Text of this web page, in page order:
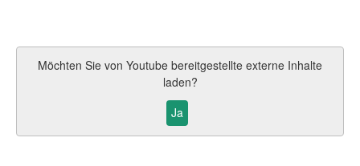
Möchten Sie von Youtube bereitgestellte externe Inhalte
laden?
Ja